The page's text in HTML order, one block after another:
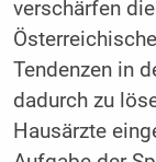
verschärfen
Tendenzen in
dadurch zu
Hausärzte